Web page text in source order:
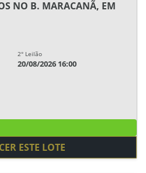
NO B. MARACANÃ, EM
2° Leilão
20/08/2026 16:00
ESTE LOTE